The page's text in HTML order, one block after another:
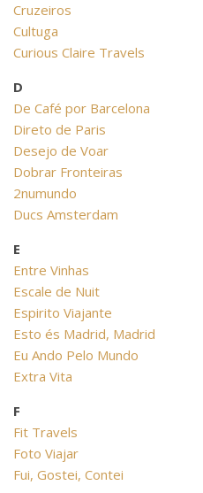
Cruzeiros
Cultuga
Curious Claire Travels
D
De Café por Barcelona
Direto de Paris
Desejo de Voar
Dobrar Fronteiras
2numundo
Ducs Amsterdam
E
Entre Vinhas
Escale de Nuit
Espirito Viajante
Esto és Madrid, Madrid
Eu Ando Pelo Mundo
Extra Vita
F
Fit Travels
Foto Viajar
Fui, Gostei, Contei